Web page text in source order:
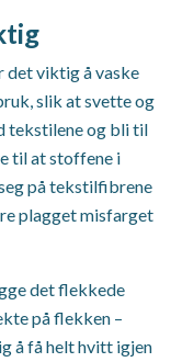
det viktig å vaske
slik at svette og
tekstilene og bli til
til at stoffene i
på tekstilfibrene
plagget misfarget
det flekkede
på flekken –
å få helt hvitt igjen